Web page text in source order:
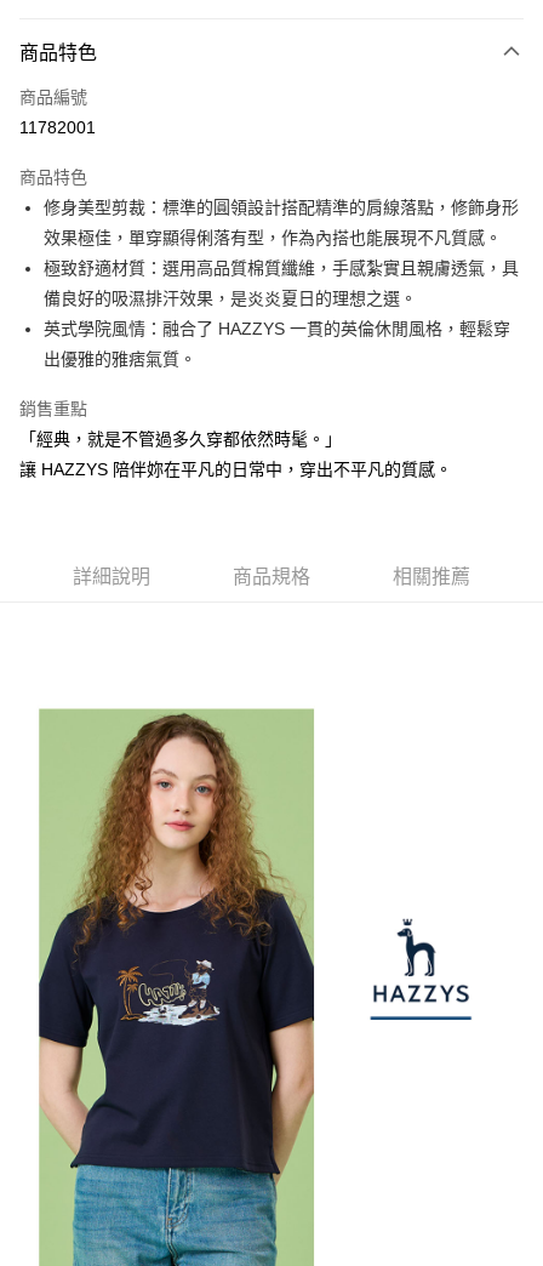
LINE Pay
Apple Pay
悠遊付
大哥付你分期
相關說明
【大哥付你分期使用說明】
1.本服務由台灣大哥大提供，台灣大哥大用戶可立即使用無須另外申請。
2.付款方式選擇「大哥付你分期」，訂單成立後會自動跳轉到大哥付的交易
流程，驗證手機門號後，選擇欲分期的期數、繳款截止日，確認付款後即完
3.實際核准額度、可分期數及費用金額請依後續交易確認頁面所載為準。
4.訂單成立30分鐘內，如未前往確認交易或遇審核未通過，訂單將自動取
消。如遇「轉專審核」未通過狀況，表示未達大哥付你分期系統評分，恕無
法說明評估內容。
帳／街口支付／iPASS MONEY」等通路繳費。
2.基於同意付款使用「大哥付你分期」之契約關係目的，商店將以您的個人
資料（包含姓名、電話或地址）提供予台灣大哥大進項蒐集、處理及利用，
由本公司與您本人進行分期帳單所需資料之確認、核對及更正。
3.完整用戶服務條款，請詳閱以下連結：
AFTEE先享後付
相關說明
【關於「AFTEE先享後付」】
便利好安心！
１．簡單：不需註冊會員、不需綁卡、不需儲值。
２．便利：只要手機號碼，簡訊認證，即可結帳。
３．安心：先確認商品／服務後，再付款。
２．訂單成立數日內，您將收到繳費通知簡訊。
※ 交易是否成功請以「AFTEE先享後付 」之結帳頁面顯示為準，若有關於
是否繳費成功／繳費後需取消欲退款等相關疑問，請聯繫「AFTEE先享後付
客戶支援中心」https://netprotections.freshdesk.com/support/home
【注意事項】
１．透過由恩沛科技股份有限公司提供之「AFTEE先享後付」服務完成之交
易，需依本服務之必要範圍內提供個人資料，並將交易相關給付款項請求債
權轉讓予恩沛科技股份有限公司。
２．關於個人資料處理事宜，請瀏覽以下網址：
https://aftee.tw/terms/#terms3
３．未成年的使用者請事先徵得法定代理人或監護人之同意方可使用
「AFTEE先享後付」，若未經同意申辦者引起之損失，本公司不負相關責
任。
４．使用「AFTEE先享後付」時，將依據個別帳號之用戶狀況，依本公司即
時審查核予不同之上限額度；若仍有額度不足之情形，本公司將視審查結果
請求用戶進行身份認證。
５．嚴禁一人註冊多個帳號或使用他人資訊註冊。若發現惡意使用之情形，
恩沛科技股份有限公司將有權停止該用戶之使用額度並採取法律行動。
運送方式
全家取貨付款
付款後萊爾富取貨
7-11取貨付款
付款後7-11取貨
宅配
免運費
商品特色
商品編號
11782001
商品特色
修身美型剪裁：標準的圓領設計搭配精準的肩線落點，修飾身形
效果極佳，單穿顯得俐落有型，作為內搭也能展現不凡質感。
極致舒適材質：選用高品質棉質纖維，手感紮實且親膚透氣，具
備良好的吸濕排汗效果，是炎炎夏日的理想之選。
英式學院風情：融合了 HAZZYS 一貫的英倫休閒風格，輕鬆穿
出優雅的雅痞氣質。
銷售重點
「經典，就是不管過多久穿都依然時髦。」
讓 HAZZYS 陪伴妳在平凡的日常中，穿出不平凡的質感。
詳細說明 商品規格 相關推薦